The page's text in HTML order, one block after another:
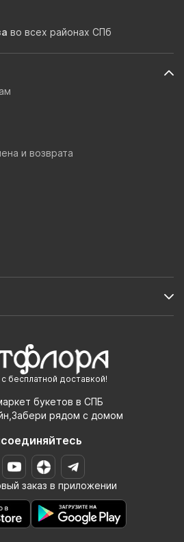
бесплатной доставкой!
букетов в СПБ
рядом с домом
заказ в приложении
и возврата
во всех районах СПб